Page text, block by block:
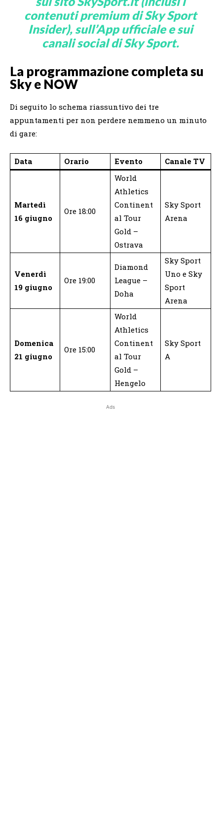
contenuti premium di Sky Sport
Insider), sull’App ufficiale e sui
canali social di Sky Sport.
La programmazione completa su
Sky e NOW
Di seguito lo schema riassuntivo dei tre
appuntamenti per non perdere nemmeno un minuto
di gare:
Data Orario Evento Canale TV
Martedì
16 giugno
Ore 18:00
World
Athletics
Continent
al Tour
Gold –
Ostrava
Sky Sport
Arena
Venerdì
19 giugno
Ore 19:00
Diamond
League –
Doha
Sky Sport
Uno e Sky
Sport
Arena
Domenica
21 giugno
Ore 15:00
World
Athletics
Continent
al Tour
Gold –
Hengelo
Sky Sport
A
Ads